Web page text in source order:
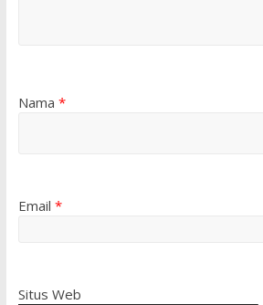
Nama *
Email *
Situs Web